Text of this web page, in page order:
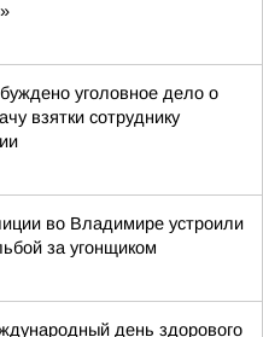
уголовное дело о
взятки сотруднику
во Владимире устроили
за угонщиком
день здорового